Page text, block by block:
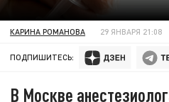
КАРИНА РОМАНОВА 29 ЯНВАРЯ 21:08
ПОДПИШИТЕСЬ:
В Москве